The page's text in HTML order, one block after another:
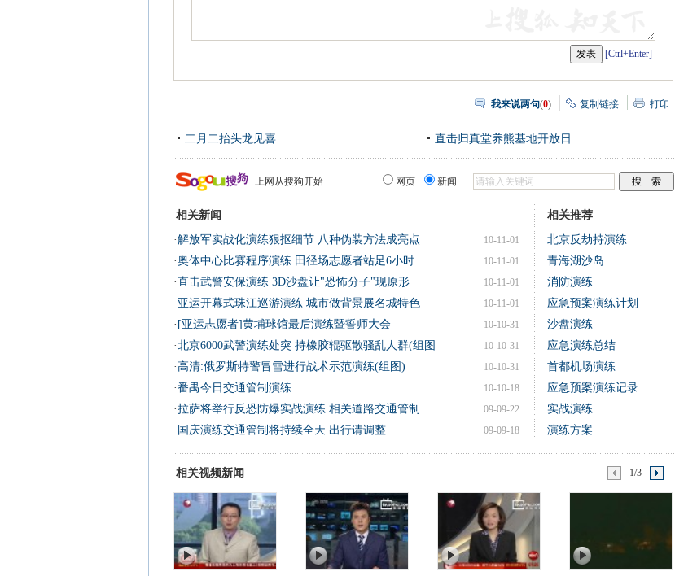
[Ctrl+Enter]
我来说两句(0) 复制链接 打印
二月二抬头龙见喜 直击归真堂养熊基地开放日
上网从搜狗开始 网页 新闻
相关新闻
10-11-01
·解放军实战化演练狠抠细节 八种伪装方法成亮点
10-11-01
·奥体中心比赛程序演练 田径场志愿者站足6小时
10-11-01
·直击武警安保演练 3D沙盘让"恐怖分子"现原形
10-11-01
· 亚运开幕式珠江巡游演练 城市做背景展名城特色
10-10-31
· [亚运志愿者]黄埔球馆最后演练暨誓师大会
10-10-31
·北京6000武警演练处突 持橡胶辊驱散骚乱人群(组图
10-10-31
·高清:俄罗斯特警冒雪进行战术示范演练(组图)
10-10-18
·番禺今日交通管制演练
09-09-22
·拉萨将举行反恐防爆实战演练 相关道路交通管制
09-09-18
· 国庆演练交通管制将持续全天 出行请调整
相关推荐
北京反劫持演练
青海湖沙岛
消防演练
应急预案演练计划
沙盘演练
应急演练总结
首都机场演练
应急预案演练记录
实战演练
演练方案
相关视频新闻 1/3